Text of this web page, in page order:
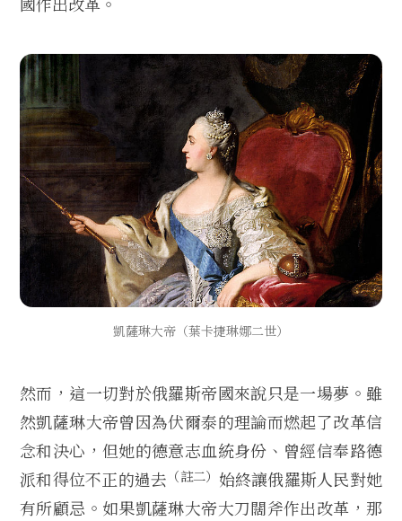
凱薩琳大帝（葉卡捷琳娜二世）
然而，這一切對於俄羅斯帝國來說只是一場夢。雖
然凱薩琳大帝曾因為伏爾泰的理論而燃起了改革信
念和決心，但她的德意志血統身份、曾經信奉路德
派和得位不正的過去 （註二） 始終讓俄羅斯人民對她
有所顧忌。如果凱薩琳大帝大刀闊斧作出改革，那